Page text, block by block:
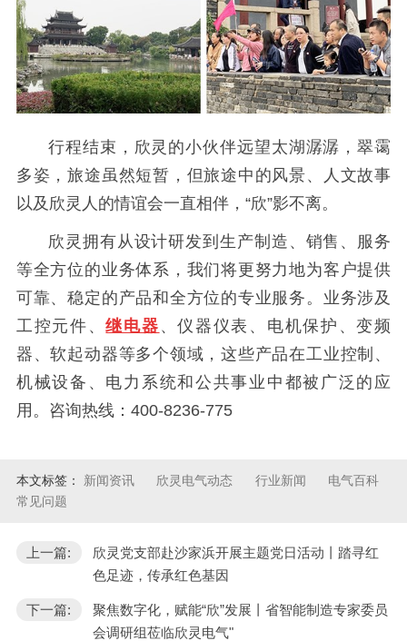
行程结束，欣灵的小伙伴远望太湖潺潺，翠霭
多姿，旅途虽然短暂，但旅途中的风景、人文故事
以及欣灵人的情谊会一直相伴，“欣”影不离。
欣灵拥有从设计研发到生产制造、销售、服务
等全方位的业务体系，我们将更努力地为客户提供
可靠、稳定的产品和全方位的专业服务。业务涉及
工控元件、继电器 、仪器仪表、电机保护、变频
器、软起动器等多个领域，这些产品在工业控制、
机械设备、电力系统和公共事业中都被广泛的应
用。咨询热线：400-8236-775
本文标签： 新闻资讯 欣灵电气动态 行业新闻
电气百科
常见问题
上一篇:
欣灵党支部赴沙家浜开展主题党日活动丨踏寻红
色足迹，传承红色基因
下一篇:
聚焦数字化，赋能“欣”发展丨省智能制造专家委员
会调研组莅临欣灵电气"